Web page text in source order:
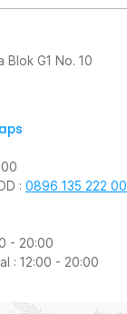
Blok G1 No. 10
: 0896 135 222 00
- 20:00
: 12:00 - 20:00